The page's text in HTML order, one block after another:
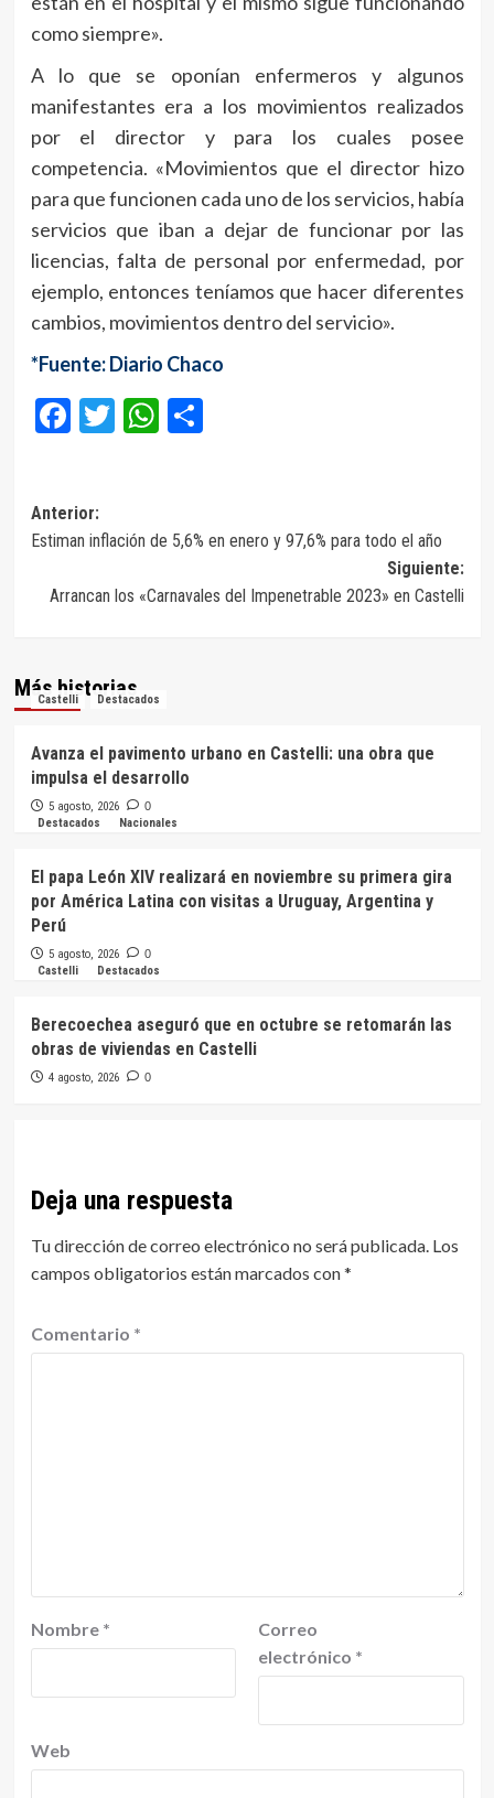
como siempre».
A lo que se oponían enfermeros y algunos
manifestantes era a los movimientos realizados
por el director y para los cuales posee
competencia. «Movimientos que el director hizo
para que funcionen cada uno de los servicios, había
servicios que iban a dejar de funcionar por las
licencias, falta de personal por enfermedad, por
ejemplo, entonces teníamos que hacer diferentes
cambios, movimientos dentro del servicio».
*Fuente: Diario Chaco
Facebook
Twitter
WhatsApp
Compartir
Navegación
de
entradas
Anterior:
Estiman inflación de 5,6% en enero y 97,6% para todo el año
Siguiente:
Arrancan los «Carnavales del Impenetrable 2023» en Castelli
Más historias
Castelli Destacados
Avanza el pavimento urbano en Castelli: una obra que
impulsa el desarrollo
5 agosto, 2026 0
Destacados Nacionales
El papa León XIV realizará en noviembre su primera gira
por América Latina con visitas a Uruguay, Argentina y
Perú
5 agosto, 2026 0
Castelli Destacados
Berecoechea aseguró que en octubre se retomarán las
obras de viviendas en Castelli
4 agosto, 2026 0
Deja una respuesta
Tu dirección de correo electrónico no será publicada. Los
campos obligatorios están marcados con*
Comentario *
Nombre *
Correo
electrónico *
Web